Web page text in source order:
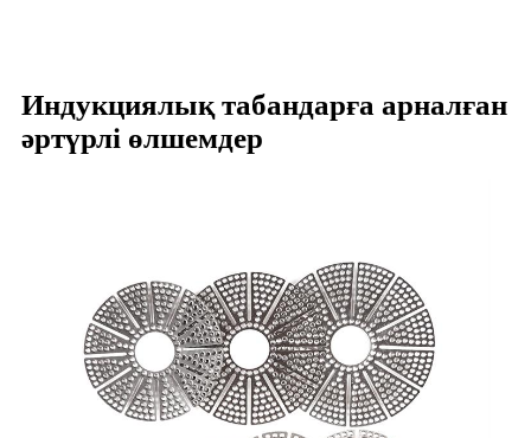
Индукциялық табандарға арналған
әртүрлі өлшемдер